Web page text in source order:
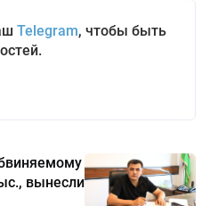
Telegram, чтобы быть
вынесли